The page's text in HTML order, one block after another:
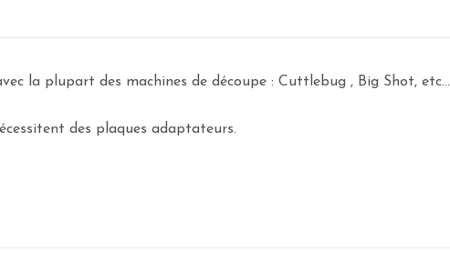
la plupart des machines de découpe : Cuttlebug , Big Shot, etc...
des plaques adaptateurs.